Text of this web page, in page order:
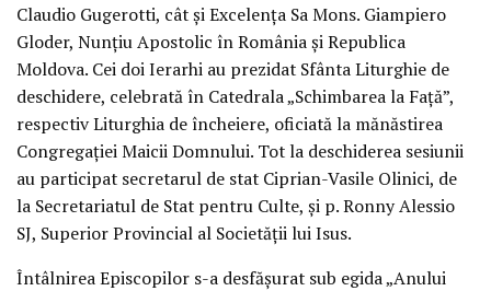
Claudio Gugerotti, cât și Excelența Sa Mons. Giampiero
Gloder, Nunțiu Apostolic în România și Republica
Moldova. Cei doi Ierarhi au prezidat Sfânta Liturghie de
deschidere, celebrată în Catedrala „Schimbarea la Față”,
respectiv Liturghia de încheiere, oficiată la mănăstirea
Congregației Maicii Domnului. Tot la deschiderea sesiunii
au participat secretarul de stat Ciprian-Vasile Olinici, de
la Secretariatul de Stat pentru Culte, și p. Ronny Alessio
SJ, Superior Provincial al Societății lui Isus.
Întâlnirea Episcopilor s-a desfășurat sub egida „Anului